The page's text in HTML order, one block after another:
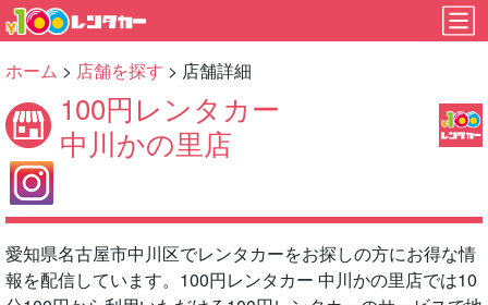
ホーム > 店舗を探す > 店舗詳細
100円レンタカー
中川かの里店
愛知県名古屋市中川区でレンタカーをお探しの方にお得な情
報を配信しています。100円レンタカー 中川かの里店では10